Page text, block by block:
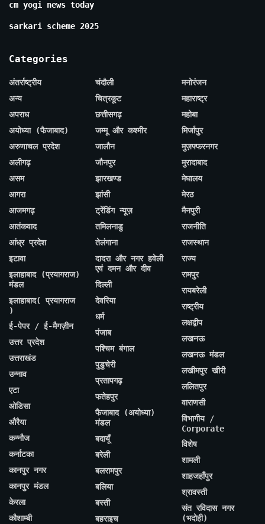
cm yogi news today
sarkari scheme 2025
Categories
अंतर्राष्ट्रीय
अन्य
अपराध
अयोध्या (फैजाबाद)
अरुणाचल प्रदेश
अलीगढ़
असम
आगरा
आजमगढ़
आतंकवाद
आंध्र प्रदेश
इटावा
इलाहाबाद (प्रयागराज)
मंडल
इलाहाबाद( प्रयागराज
)
ई-पेपर / ई-मैगज़ीन
उत्तर प्रदेश
उत्तराखंड
उन्नाव
एटा
ओडिसा
औरैया
कन्नौज
कर्नाटका
कानपुर नगर
कानपुर मंडल
केरला
कौशाम्बी
चंदौली
चित्रकूट
छत्तीसगढ़
जम्मू और कश्मीर
जालौन
जौनपुर
झारखण्ड
झांसी
ट्रेंडिंग न्यूज़
तमिलनाडु
तेलंगाना
दादरा और नगर हवेली
एवं दमन और दीव
दिल्ली
देवरिया
धर्म
पंजाब
पश्चिम बंगाल
पुडुचेरी
प्रतापगढ़
फतेहपुर
फैजाबाद (अयोध्या)
मंडल
बदायूँ
बरेली
बलरामपुर
बलिया
बस्ती
बहराइच
मनोरंजन
महाराष्ट्र
महोबा
मिर्जापुर
मुज़फ्फरनगर
मुरादाबाद
मेघालय
मेरठ
मैनपुरी
राजनीति
राजस्थान
राज्य
रामपुर
रायबरेली
राष्ट्रीय
लक्षद्वीप
लखनऊ
लखनऊ मंडल
लखीमपुर खीरी
ललितपुर
वाराणसी
विभागीय /
Corporate
विशेष
शामली
शाहजहाँपुर
श्रावस्ती
संत रविदास नगर
(भदोही)